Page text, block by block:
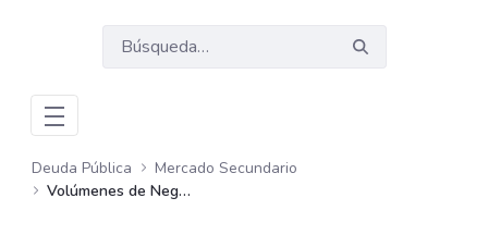
Deuda Pública
Mercado Secundario
Volúmenes de Negociación